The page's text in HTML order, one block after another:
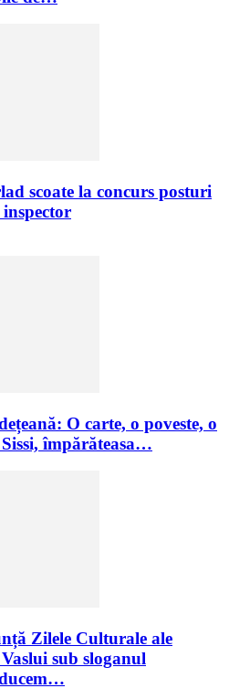
scoate la concurs posturi
O carte, o poveste, o
împărăteasa…
Zilele Culturale ale
sub sloganul